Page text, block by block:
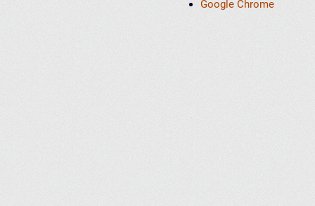
Google Chrome